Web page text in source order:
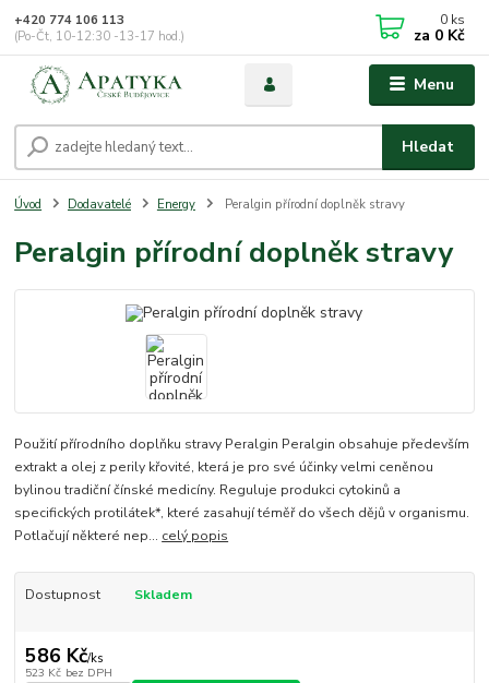
Menu
Hledat
+420 774 106 113
(Po-Čt, 10-12:30 -13-17 hod.)
0 ks
za 0 Kč
Úvod Dodavatelé Energy Peralgin přírodní doplněk stravy
Peralgin přírodní doplněk stravy
Použití přírodního doplňku stravy Peralgin Peralgin obsahuje především
extrakt a olej z perily křovité, která je pro své účinky velmi ceněnou
bylinou tradiční čínské medicíny. Reguluje produkci cytokinů a
specifických protilátek*, které zasahují téměř do všech dějů v organismu.
Potlačují některé nep... celý popis
Dostupnost Skladem
586 Kč/ks
523 Kč bez DPH